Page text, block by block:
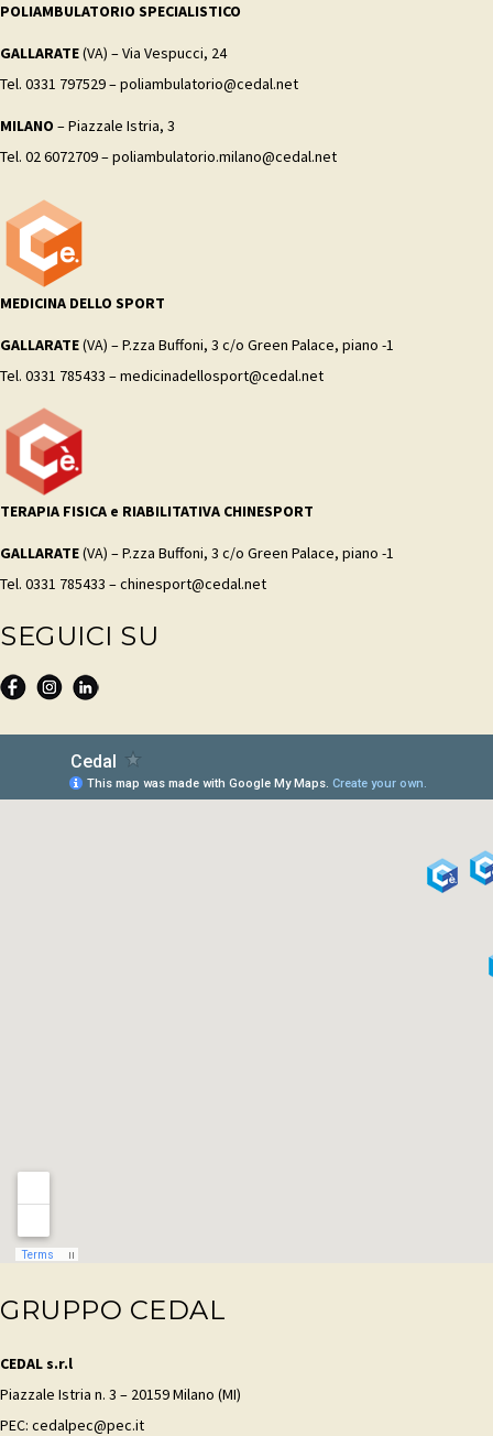
POLIAMBULATORIO SPECIALISTICO
GALLARATE(VA) – Via Vespucci, 24
Tel. 0331 797529 – poliambulatorio@cedal.net
MILANO – Piazzale Istria, 3
Tel. 02 6072709 – poliambulatorio.milano@cedal.net
MEDICINA DELLO SPORT
GALLARATE(VA) – P.zza Buffoni, 3 c/o Green Palace, piano -1
Tel. 0331 785433 – medicinadellosport@cedal.net
TERAPIA FISICA e RIABILITATIVA CHINESPORT
GALLARATE(VA) – P.zza Buffoni, 3 c/o Green Palace, piano -1
Tel. 0331 785433 – chinesport@cedal.net
SEGUICI SU
GRUPPO CEDAL
CEDAL s.r.l
Piazzale Istria n. 3 – 20159 Milano (MI)
PEC: cedalpec@pec.it